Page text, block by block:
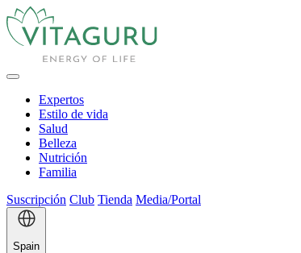
Expertos
Estilo de vida
Salud
Belleza
Nutrición
Familia
Suscripción Club Tienda Media/Portal
Spain